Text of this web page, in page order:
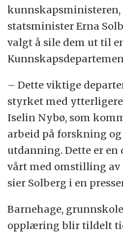
innvandringsminister
Torbjørn Røe Isaksen
handelsminister
Jon Georg Dale (Frp) –
matminister
Per Sandberg (Frp) –
Terje Søviknes (Frp) –
Trine Skei Grande (V) –
integreringsminister
kunnskapsministeren,
statsminister Erna
valgt å sile dem ut til
– Dette viktige
styrket med
Iselin Nybø, som
arbeid på forskning
utdanning. Dette er en
vårt med omstilling
sier Solberg i en
Barnehage,
opplæring blir tildelt